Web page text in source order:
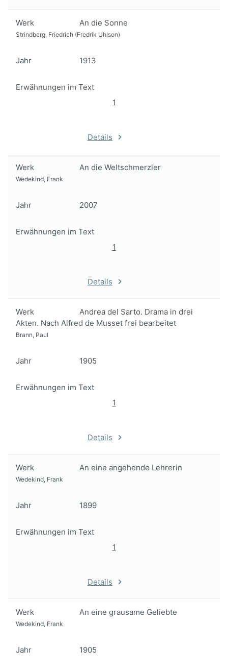
Werk An die Sonne
Strindberg, Friedrich (Fredrik Uhlson)
Jahr 1913
Erwähnungen im Text
1
Details
Werk An die Weltschmerzler
Wedekind, Frank
Jahr 2007
Erwähnungen im Text
1
Details
Werk
Andrea del Sarto. Drama in drei
Akten. Nach Alfred de Musset frei bearbeitet
Brann, Paul
Jahr 1905
Erwähnungen im Text
1
Details
Werk An eine angehende Lehrerin
Wedekind, Frank
Jahr 1899
Erwähnungen im Text
1
Details
Werk An eine grausame Geliebte
Wedekind, Frank
Jahr 1905